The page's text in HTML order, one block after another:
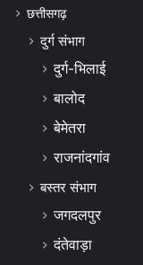
छत्तीसगढ़
दुर्ग संभाग
दुर्ग-भिलाई
बालोद
बेमेतरा
राजनांदगांव
बस्तर संभाग
जगदलपुर
दंतेवाड़ा